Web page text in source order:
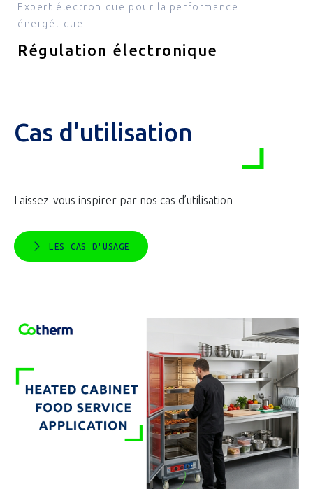
Expert électronique pour la performance
énergétique
Régulation électronique
Cas d'utilisation
Laissez-vous inspirer par nos cas d’utilisation
LES CAS D'USAGE